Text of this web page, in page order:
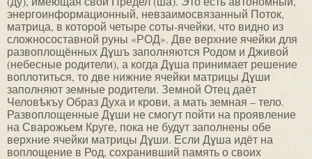
энергоинформационный, невзаимосвязанный Поток,
матрица, в которой четыре соты-ячейки, что видно из
сложносоставной руны «РОД». Две верхние ячейки для
развоплощённых Дɣшъ заполняются Родом и Дживой
(небесные родители), а когда Дɣша принимает решение
воплотиться, то две нижние ячейки матрицы Дɣши
заполняют земные родители. Земной Отец даёт
Человѣкъу Образ Духа и крови, а мать земная – тело.
Развоплощенные Дɣши не смогут пойти на проявление
на Сварожьем Круге, пока не будут заполнены обе
верхние ячейки матрицы Дɣши. Если Дɣша идёт на
воплощение в Род, сохранивший память о своих